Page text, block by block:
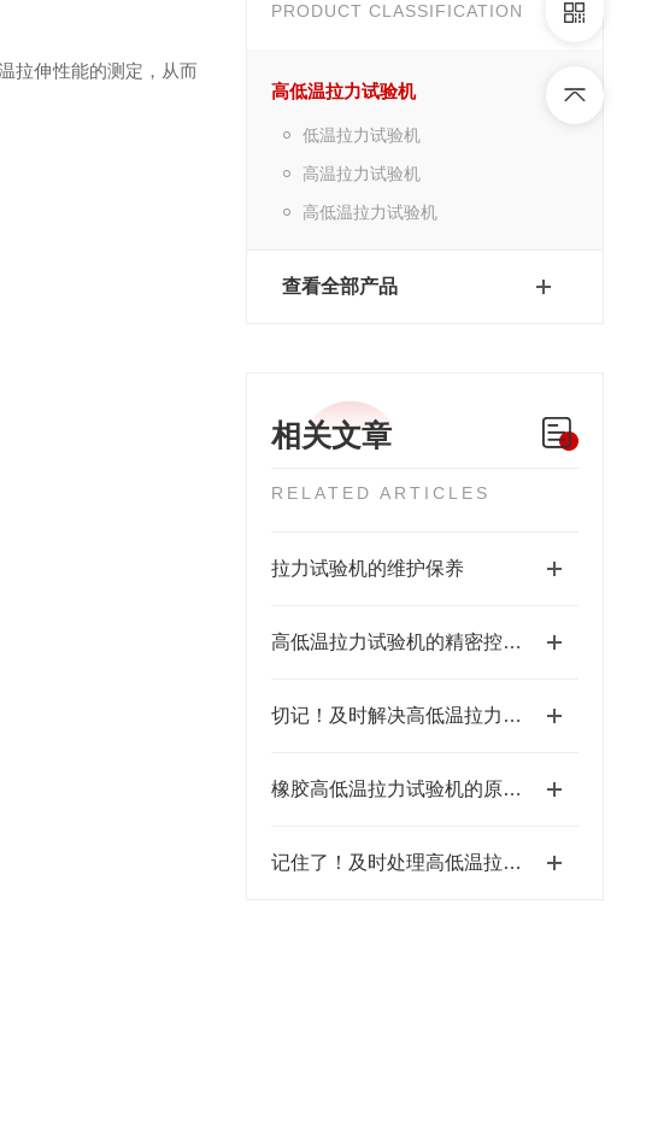
PRODUCT CLASSIFICATION
高低温拉力试验机
低温拉力试验机
高温拉力试验机
高低温拉力试验机
查看全部产品
相关文章
RELATED ARTICLES
拉力试验机的维护保养
高低温拉力试验机的精密控制能力源于多个关键部件高度集成
切记！及时解决高低温拉力试验机故障才能保障数据精准与设备安全
橡胶高低温拉力试验机的原理和应用—以橡胶材料蠕变试验为例
记住了！及时处理高低温拉力试验机故障可提高工作效率
拉伸性能的测定 ， 从而